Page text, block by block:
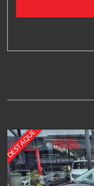
DESTAQUE